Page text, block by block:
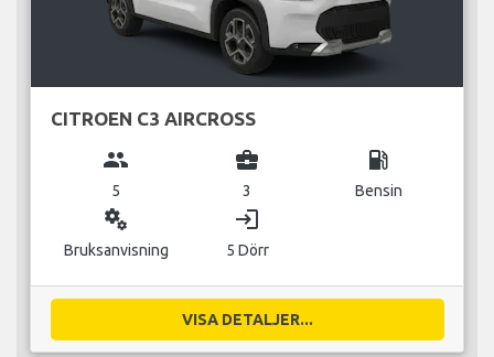
CITROEN C3 AIRCROSS
group
5
business_center
3
local_gas_station
Bensin
miscellaneous_services
Bruksanvisning
login
5 Dörr
VISA DETALJER...